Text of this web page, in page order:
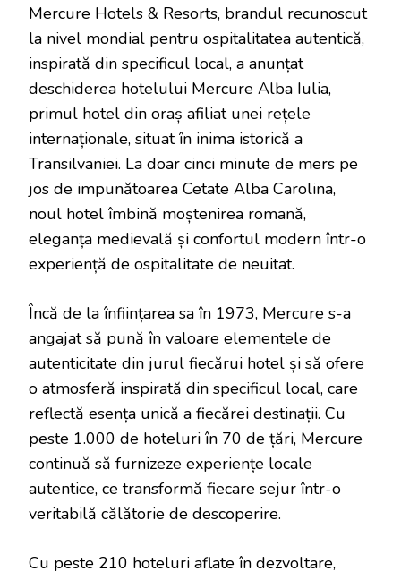
Mercure Hotels & Resorts, brandul recunoscut
la nivel mondial pentru ospitalitatea autentică,
inspirată din specificul local, a anunțat
deschiderea hotelului Mercure Alba Iulia,
primul hotel din oraș afiliat unei rețele
internaționale, situat în inima istorică a
Transilvaniei. La doar cinci minute de mers pe
jos de impunătoarea Cetate Alba Carolina,
noul hotel îmbină moștenirea romană,
eleganța medievală și confortul modern într-o
experiență de ospitalitate de neuitat.
Încă de la înființarea sa în 1973, Mercure s-a
angajat să pună în valoare elementele de
autenticitate din jurul fiecărui hotel și să ofere
o atmosferă inspirată din specificul local, care
reflectă esența unică a fiecărei destinații. Cu
peste 1.000 de hoteluri în 70 de țări, Mercure
continuă să furnizeze experiențe locale
autentice, ce transformă fiecare sejur într-o
veritabilă călătorie de descoperire.
Cu peste 210 hoteluri aflate în dezvoltare,